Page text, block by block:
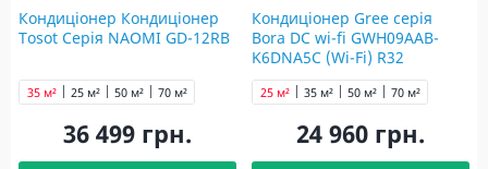
Кондиціонер Кондиціонер
Tosot Серія NAOMI GD-12RB
25 м²
35 м² 50 м² 70 м²
36 499 грн.
Кондиціонер Gree серія
Bora DC wi-fi GWH09AAB-
K6DNA5С (Wi-Fi) R32
25 м² 35 м² 50 м² 70 м²
24 960 грн.